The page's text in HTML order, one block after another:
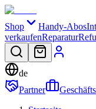
Shop Handy-Abos
verkaufenReparatur
de
Partner